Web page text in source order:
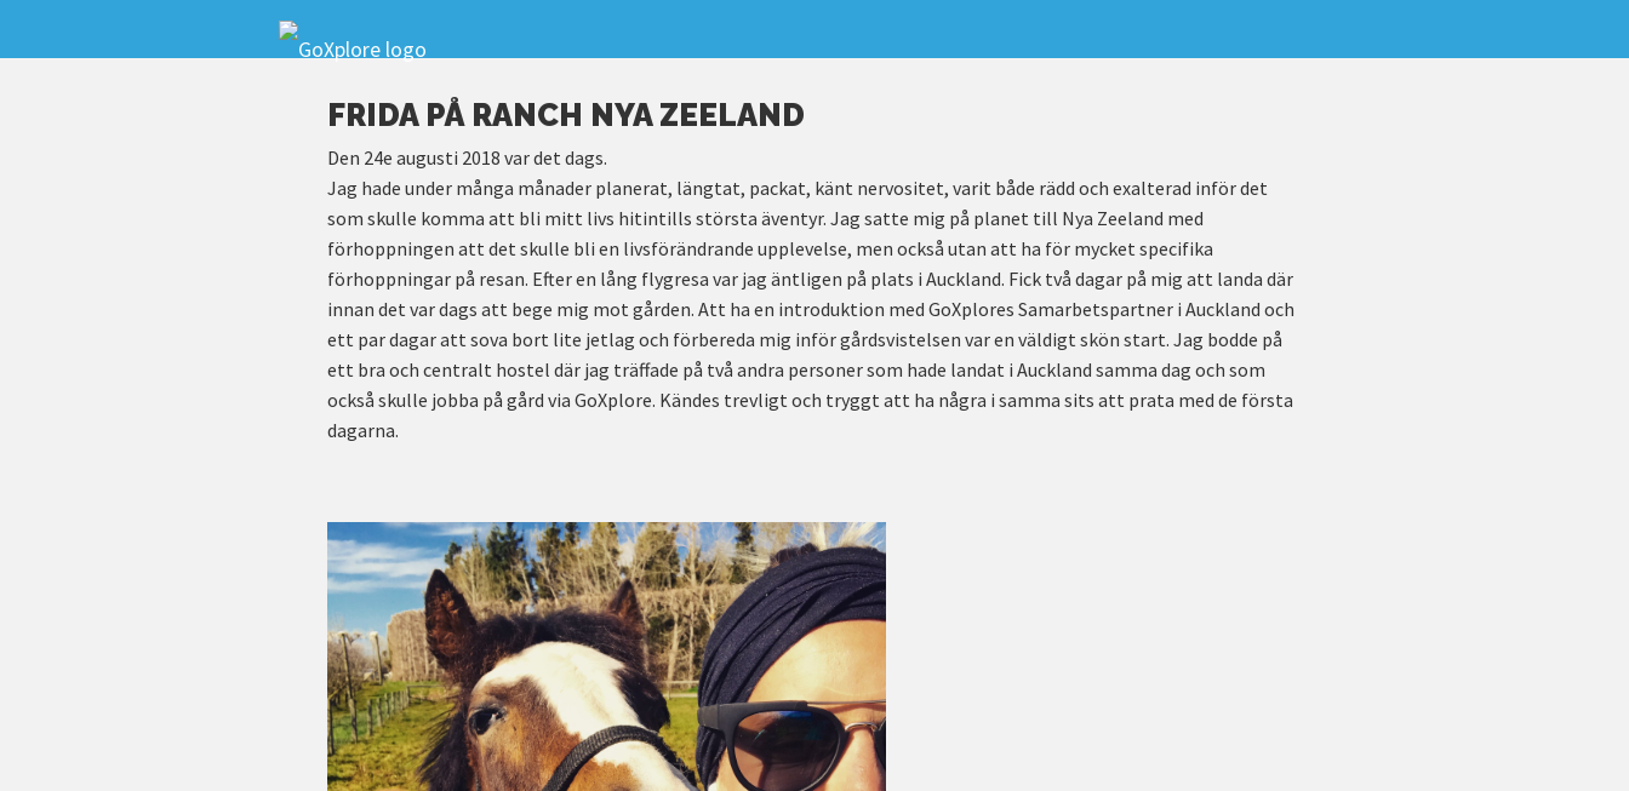
FRIDA PÅ RANCH NYA ZEELAND
Den 24e augusti 2018 var det dags.
Jag hade under många månader planerat, längtat, packat, känt nervositet, varit både rädd och exalterad inför det
som skulle komma att bli mitt livs hitintills största äventyr. Jag satte mig på planet till Nya Zeeland med
förhoppningen att det skulle bli en livsförändrande upplevelse, men också utan att ha för mycket specifika
förhoppningar på resan. Efter en lång flygresa var jag äntligen på plats i Auckland. Fick två dagar på mig att landa där
innan det var dags att bege mig mot gården. Att ha en introduktion med GoXplores Samarbetspartner i Auckland och
ett par dagar att sova bort lite jetlag och förbereda mig inför gårdsvistelsen var en väldigt skön start. Jag bodde på
ett bra och centralt hostel där jag träffade på två andra personer som hade landat i Auckland samma dag och som
också skulle jobba på gård via GoXplore. Kändes trevligt och tryggt att ha några i samma sits att prata med de första
dagarna.